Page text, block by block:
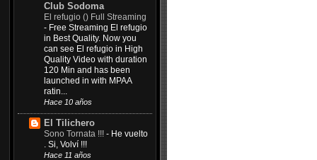
Club Sodoma
El refugio () Full Streaming
- Free Streaming El refugio
in Best Quality. Now you
can see El refugio in High
Quality Video with duration
120 Min and has been
launched in with MPAA
ratin...
Hace 10 años
El Tilichero
Sono Tornata !!! - He vuelto
. Si, Volví !!!
Hace 11 años